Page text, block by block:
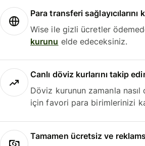
Para transferi sağlayıcılarını
Wise ile gizli ücretler
kurunu elde edeceksiniz.
Canlı döviz kurlarını takip
Döviz kurunun zamanla
için favori para birimlerinizi
Tamamen ücretsiz ve